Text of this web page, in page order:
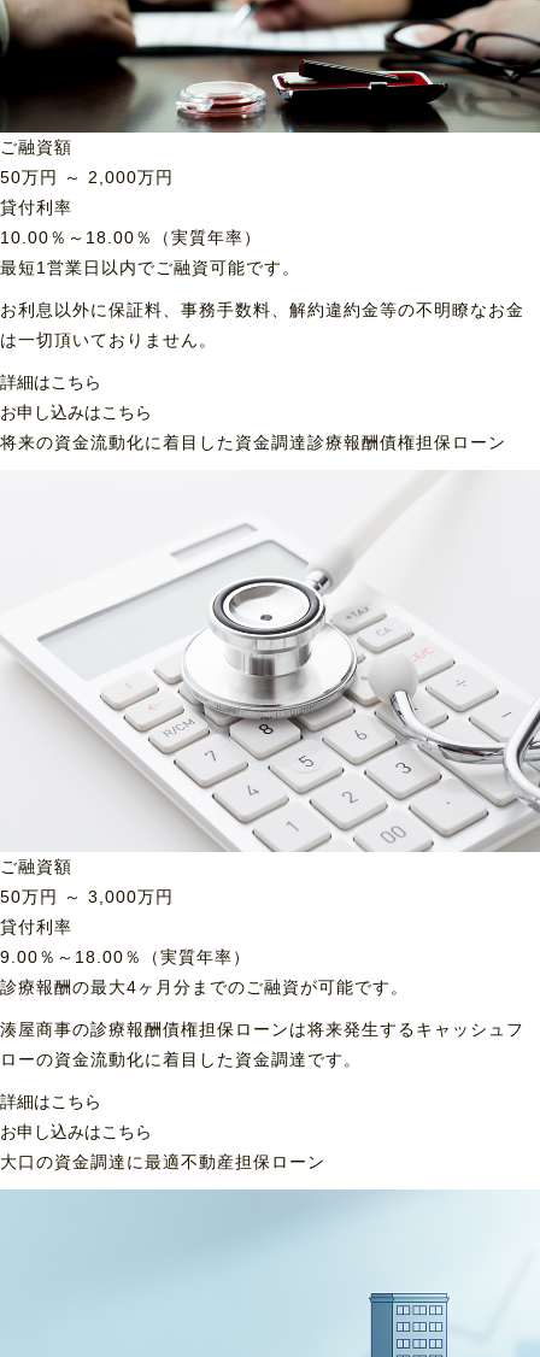
ご融資額
50万円 ～ 2,000万円
貸付利率
10.00％～18.00％（実質年率）
最短1営業日以内でご融資可能です。
お利息以外に保証料、事務手数料、解約違約金等の不明瞭なお金
は一切頂いておりません。
詳細はこちら
お申し込みはこちら
将来の資金流動化に着目した資金調達診療報酬債権担保ローン
ご融資額
50万円 ～ 3,000万円
貸付利率
9.00％～18.00％（実質年率）
診療報酬の最大4ヶ月分までのご融資が可能です。
湊屋商事の診療報酬債権担保ローンは将来発生するキャッシュフ
ローの資金流動化に着目した資金調達です。
詳細はこちら
お申し込みはこちら
大口の資金調達に最適不動産担保ローン